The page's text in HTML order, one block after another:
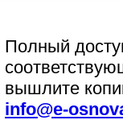
Полный
вышлите
info@e-